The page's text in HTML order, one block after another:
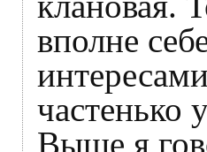
вполне
частенько
Выше я